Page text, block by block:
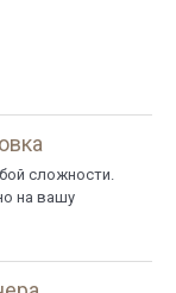
сложности.
на вашу